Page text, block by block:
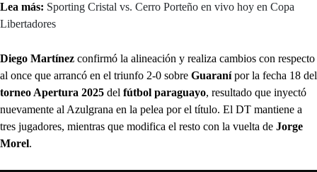
Lea más: Sporting Cristal vs. Cerro Porteño en vivo hoy en Copa
Libertadores
Diego Martínez confirmó la alineación y realiza cambios con respecto
al once que arrancó en el triunfo 2-0 sobre Guaranípor la fecha 18 del
torneo Apertura 2025 del fútbol paraguayo, resultado que inyectó
nuevamente al Azulgrana en la pelea por el título. El DT mantiene a
tres jugadores, mientras que modifica el resto con la vuelta de Jorge
Morel.